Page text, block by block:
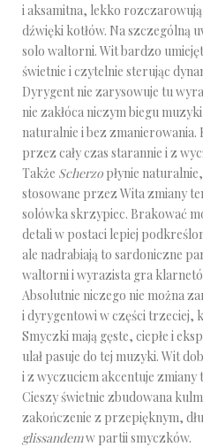
i aksamitna, lekko rozczarowują
dźwięki kotłów. Na szczególną
solo waltorni. Wit bardzo
świetnie i czytelnie sterując
Dyrygent nie zarysowuje tu
nie zakłóca niczym biegu
naturalnie i bez
przez cały czas starannie i z
Także Scherzo płynie
stosowane przez Wita zmiany
solówka skrzypiec. Brakować
detali w postaci lepiej
ale nadrabiają to sardoniczne
waltorni i wyrazista gra
Absolutnie niczego nie można
i dyrygentowi w części trzeciej,
Smyczki mają gęste, ciepłe i
ulał pasuje do tej muzyki. Wit
i z wyczuciem akcentuje zmiany
Cieszy świetnie zbudowana
zakończenie z przepięknym,
glissandemw partii smyczków.